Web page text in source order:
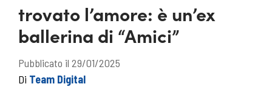
trovato l’amore: è un’ex
ballerina di “Amici”
Pubblicato il 29/01/2025
Di Team Digital